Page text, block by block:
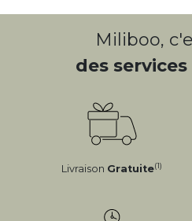
Miliboo,
des
Livraison Gratuite(1)